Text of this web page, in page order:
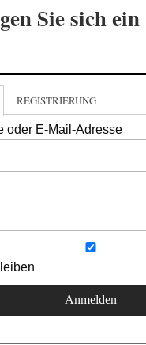
Sie sich ein
REGISTRIERUNG
oder E-Mail-Adresse